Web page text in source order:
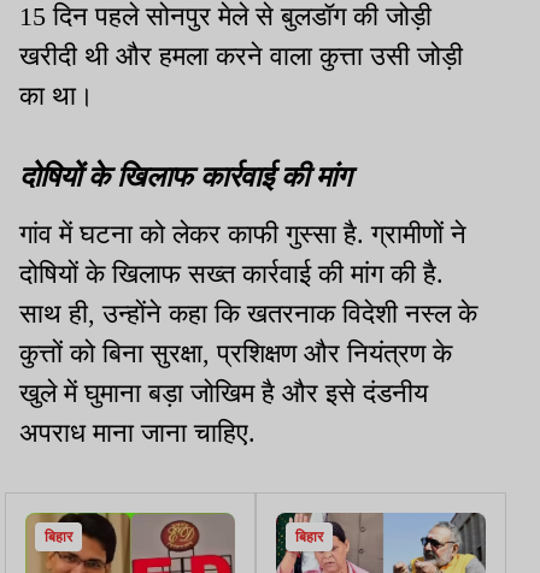
15 दिन पहले सोनपुर मेले से बुलडॉग की जोड़ी
खरीदी थी और हमला करने वाला कुत्ता उसी जोड़ी
का था।
दोषियों के खिलाफ कार्रवाई की मांग
गांव में घटना को लेकर काफी गुस्सा है. ग्रामीणों ने
दोषियों के खिलाफ सख्त कार्रवाई की मांग की है.
साथ ही, उन्होंने कहा कि खतरनाक विदेशी नस्ल के
कुत्तों को बिना सुरक्षा, प्रशिक्षण और नियंत्रण के
खुले में घुमाना बड़ा जोखिम है और इसे दंडनीय
अपराध माना जाना चाहिए.
बिहार बिहार